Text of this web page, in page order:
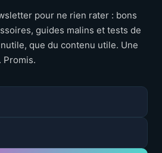
pour ne rien rater : bons
guides malins et tests de
que du contenu utile. Une
Promis.